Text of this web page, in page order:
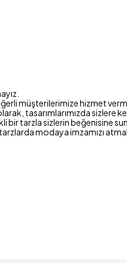
müşterilerimize hizmet
tasarımlarımızda sizlere
bir tarzla sizlerin beğenisine
modaya imzamızı